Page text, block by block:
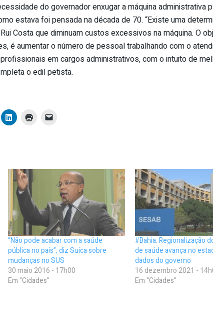
do governador enxugar a máquina administrativa
estava foi pensada na década de 70. “Existe uma
Costa que diminuam custos excessivos na máquina. O
é aumentar o número de pessoal trabalhando com o
em cargos administrativos, com o intuito de
o edil petista.
“Não pode acabar com a saúde
pública no país”, diz Suíca sobre
mudanças no SUS
30 maio 2016 - 17h00
Em "Cidades"
#Bahia: Regionalização
de saúde avança no
dados do governo
16 dezembro 2021 -
Em "Cidades"